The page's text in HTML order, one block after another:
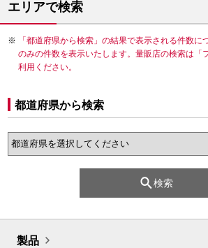
エリアで検索
「都道府県から検索」の結果で表示される件数に
のみの件数を表示いたします。量販店の検索は「
利用ください。
都道府県から検索
検索
製品